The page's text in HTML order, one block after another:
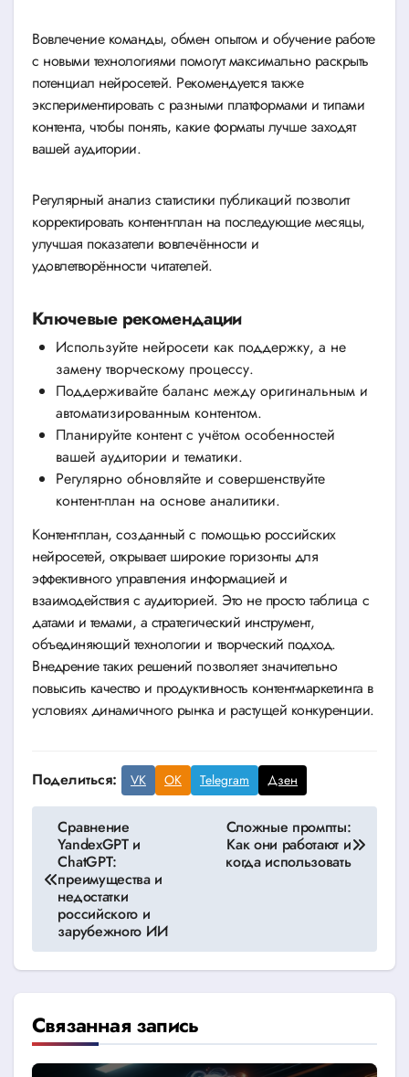
Вовлечение команды, обмен опытом и обучение работе
с новыми технологиями помогут максимально раскрыть
потенциал нейросетей. Рекомендуется также
экспериментировать с разными платформами и типами
контента, чтобы понять, какие форматы лучше заходят
вашей аудитории.
Регулярный анализ статистики публикаций позволит
корректировать контент-план на последующие месяцы,
улучшая показатели вовлечённости и
удовлетворённости читателей.
Ключевые рекомендации
Используйте нейросети как поддержку, а не
замену творческому процессу.
Поддерживайте баланс между оригинальным и
автоматизированным контентом.
Планируйте контент с учётом особенностей
вашей аудитории и тематики.
Регулярно обновляйте и совершенствуйте
контент-план на основе аналитики.
Контент-план, созданный с помощью российских
нейросетей, открывает широкие горизонты для
эффективного управления информацией и
взаимодействия с аудиторией. Это не просто таблица с
датами и темами, а стратегический инструмент,
объединяющий технологии и творческий подход.
Внедрение таких решений позволяет значительно
повысить качество и продуктивность контент-маркетинга в
условиях динамичного рынка и растущей конкуренции.
Поделиться: VK OK Telegram Дзен
Навигация
записям
Сравнение
YandexGPT и
ChatGPT:
преимущества и
недостатки
российского и
зарубежного ИИ
Сложные промпты:
Как они работают и
когда использовать
Связанная запись